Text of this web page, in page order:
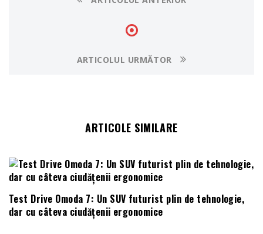
ARTICOLUL URMĂTOR
ARTICOLE SIMILARE
Test Drive Omoda 7: Un SUV futurist plin de tehnologie,
dar cu câteva ciudățenii ergonomice